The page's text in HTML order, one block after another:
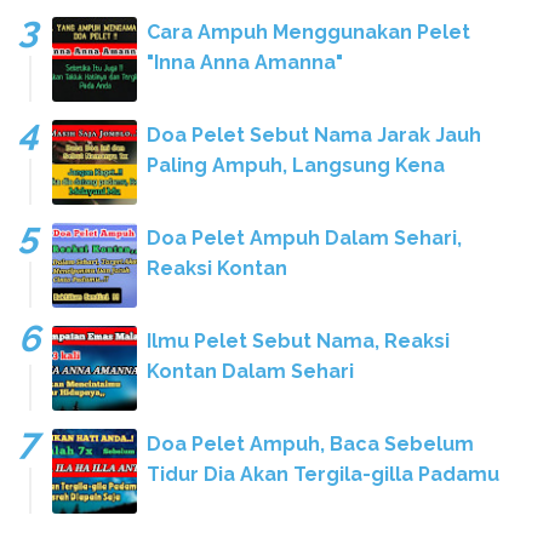
Cara Ampuh Menggunakan Pelet
"Inna Anna Amanna"
Doa Pelet Sebut Nama Jarak Jauh
Paling Ampuh, Langsung Kena
Doa Pelet Ampuh Dalam Sehari,
Reaksi Kontan
Ilmu Pelet Sebut Nama, Reaksi
Kontan Dalam Sehari
Doa Pelet Ampuh, Baca Sebelum
Tidur Dia Akan Tergila-gilla Padamu